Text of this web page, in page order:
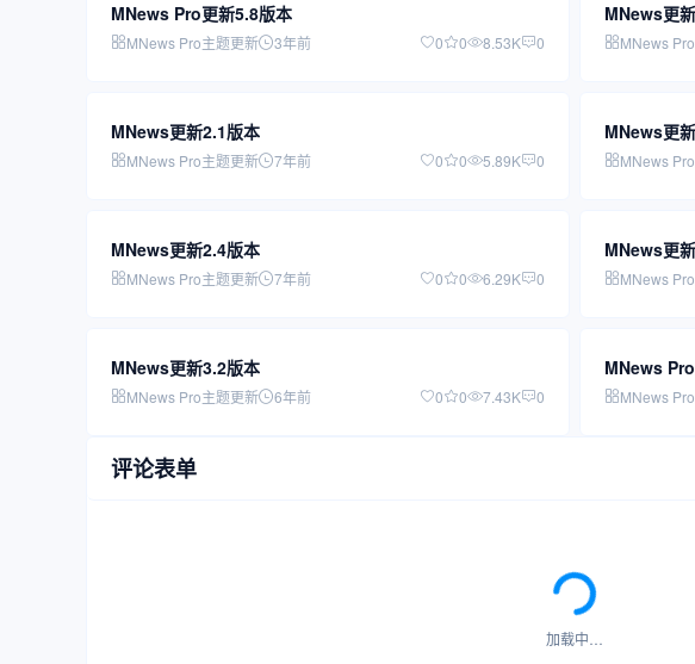
MNews Pro更新5.8版本
MNews Pro主题更新 3年前 0 0 8.53K 0
MNews更
MNews
MNews更新2.1版本
MNews Pro主题更新 7年前 0 0 5.89K 0
MNews更
MNews
MNews更新2.4版本
MNews Pro主题更新 7年前 0 0 6.29K 0
MNews更
MNews
MNews更新3.2版本
MNews Pro主题更新 6年前 0 0 7.43K 0
MNews
MNews
评论表单
加载中…